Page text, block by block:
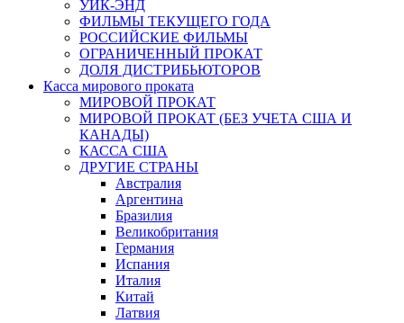
УИК-ЭНД
ФИЛЬМЫ ТЕКУЩЕГО ГОДА
РОССИЙСКИЕ ФИЛЬМЫ
ОГРАНИЧЕННЫЙ ПРОКАТ
ДОЛЯ ДИСТРИБЬЮТОРОВ
Касса мирового проката
МИРОВОЙ ПРОКАТ
МИРОВОЙ ПРОКАТ (БЕЗ УЧЕТА США И
КАНАДЫ)
КАССА США
ДРУГИЕ СТРАНЫ
Австралия
Аргентина
Бразилия
Великобритания
Германия
Испания
Италия
Китай
Латвия